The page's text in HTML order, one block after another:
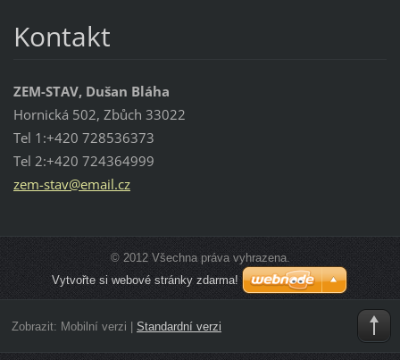
Kontakt
ZEM-STAV, Dušan Bláha
Hornická 502, Zbůch 33022
Tel 1:+420 728536373
Tel 2:+420 724364999
zem-stav@email.cz
© 2012 Všechna práva vyhrazena.
Vytvořte si webové stránky zdarma!
Zobrazit: Mobilní verzi Standardní verzi